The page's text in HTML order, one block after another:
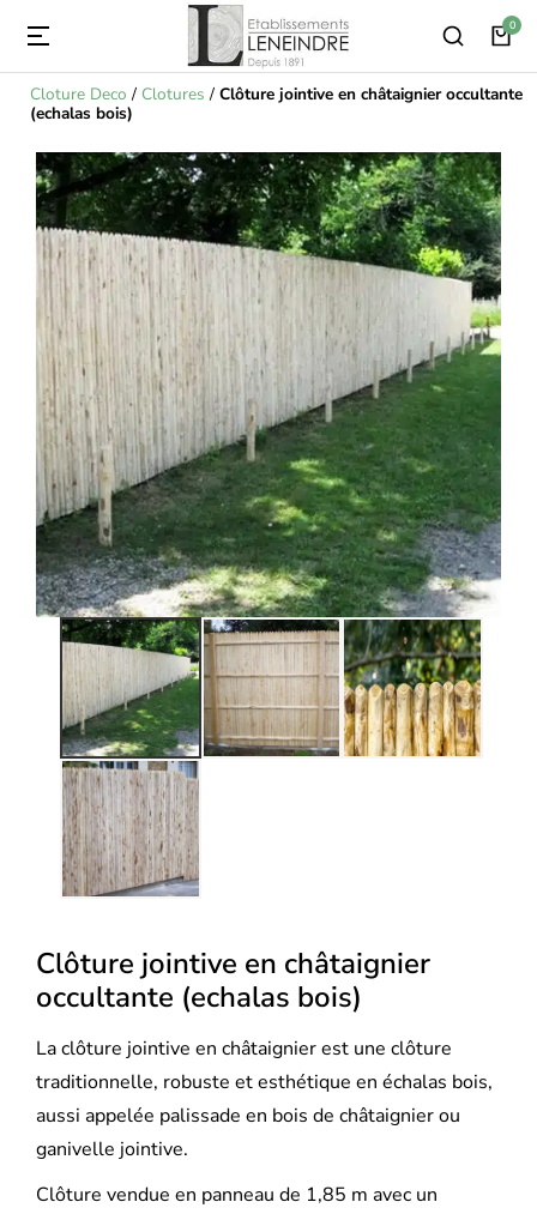
Cloture Deco / Clotures / Clôture jointive en châtaignier occultante
(echalas bois)
Clôture jointive en châtaignier
occultante (echalas bois)
La clôture jointive en châtaignier est une clôture
traditionnelle, robuste et esthétique en échalas bois,
aussi appelée palissade en bois de châtaignier ou
ganivelle jointive.
Clôture vendue en panneau de 1,85 m avec un